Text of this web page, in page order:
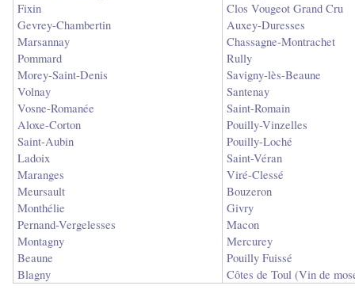
Fixin
Gevrey-Chambertin
Marsannay
Pommard
Morey-Saint-Denis
Volnay
Vosne-Romanée
Aloxe-Corton
Saint-Aubin
Ladoix
Maranges
Meursault
Monthélie
Pernand-Vergelesses
Montagny
Beaune
Blagny
Clos Vougeot Grand Cru
Auxey-Duresses
Chassagne-Montrachet
Rully
Savigny-lès-Beaune
Santenay
Saint-Romain
Pouilly-Vinzelles
Pouilly-Loché
Saint-Véran
Viré-Clessé
Bouzeron
Givry
Macon
Mercurey
Pouilly Fuissé
Côtes de Toul (Vin de